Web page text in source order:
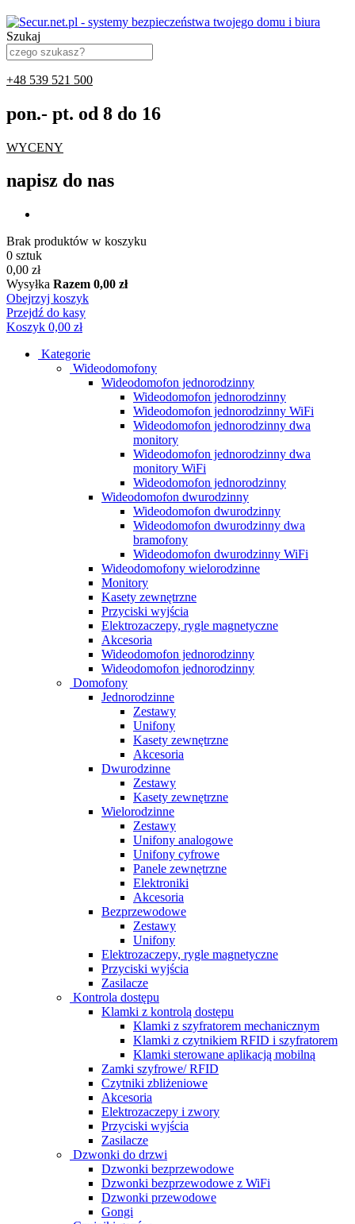
Szukaj
+48 539 521 500
pon.- pt. od 8 do 16
WYCENY
napisz do nas
Brak produktów w koszyku
0 sztuk
0,00 zł
Wysyłka Razem 0,00 zł
Obejrzyj koszyk
Przejdź do kasy
Koszyk 0,00 zł
Kategorie
Wideodomofony
Wideodomofon jednorodzinny
Wideodomofon jednorodzinny
Wideodomofon jednorodzinny WiFi
Wideodomofon jednorodzinny dwa
monitory
Wideodomofon jednorodzinny dwa
monitory WiFi
Wideodomofon jednorodzinny
Wideodomofon dwurodzinny
Wideodomofon dwurodzinny
Wideodomofon dwurodzinny dwa
bramofony
Wideodomofon dwurodzinny WiFi
Wideodomofony wielorodzinne
Monitory
Kasety zewnętrzne
Przyciski wyjścia
Elektrozaczepy, rygle magnetyczne
Akcesoria
Wideodomofon jednorodzinny
Wideodomofon jednorodzinny
Domofony
Jednorodzinne
Zestawy
Unifony
Kasety zewnętrzne
Akcesoria
Dwurodzinne
Zestawy
Kasety zewnętrzne
Wielorodzinne
Zestawy
Unifony analogowe
Unifony cyfrowe
Panele zewnętrzne
Elektroniki
Akcesoria
Bezprzewodowe
Zestawy
Unifony
Elektrozaczepy, rygle magnetyczne
Przyciski wyjścia
Zasilacze
Kontrola dostępu
Klamki z kontrolą dostępu
Klamki z szyfratorem mechanicznym
Klamki z czytnikiem RFID i szyfratorem
Klamki sterowane aplikacją mobilną
Zamki szyfrowe/ RFID
Czytniki zbliżeniowe
Akcesoria
Elektrozaczepy i zwory
Przyciski wyjścia
Zasilacze
Dzwonki do drzwi
Dzwonki bezprzewodowe
Dzwonki bezprzewodowe z WiFi
Dzwonki przewodowe
Gongi